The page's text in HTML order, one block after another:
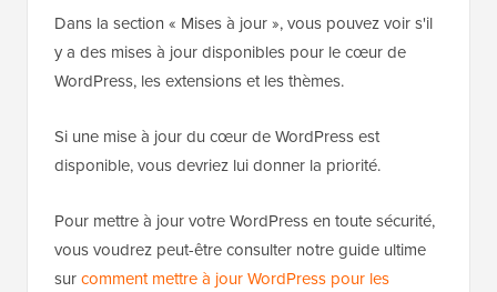
Dans la section « Mises à jour », vous pouvez voir s'il
y a des mises à jour disponibles pour le cœur de
WordPress, les extensions et les thèmes.
Si une mise à jour du cœur de WordPress est
disponible, vous devriez lui donner la priorité.
Pour mettre à jour votre WordPress en toute sécurité,
vous voudrez peut-être consulter notre guide ultime
surcomment mettre à jour WordPress pour les